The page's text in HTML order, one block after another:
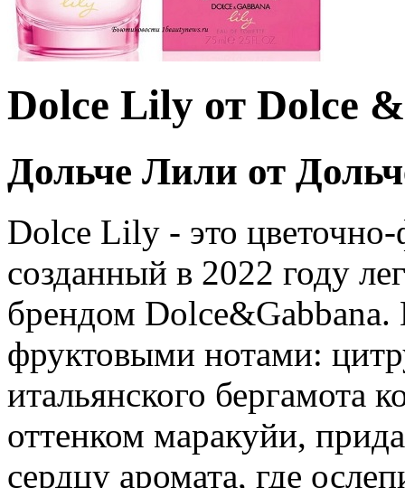
Dolce Lily от Dolce
Дольче Лили от
Dolce Lily - это
созданный в 2022 году
брендом Dolce&Gabbana.
фруктовыми нотами:
итальянского бергамота
оттенком маракуйи,
сердцу аромата, где